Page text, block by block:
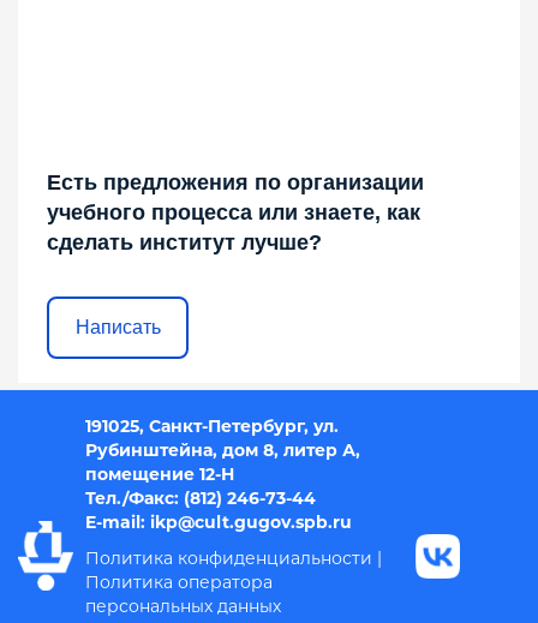
Есть предложения по организации
учебного процесса или знаете, как
сделать институт лучше?
Написать
191025, Санкт-Петербург, ул.
Рубинштейна, дом 8, литер А,
помещение 12-Н
Тел./Факс: (812) 246-73-44
E-mail: ikp@cult.gugov.spb.ru
Политика конфиденциальности |
Политика оператора
персональных данных